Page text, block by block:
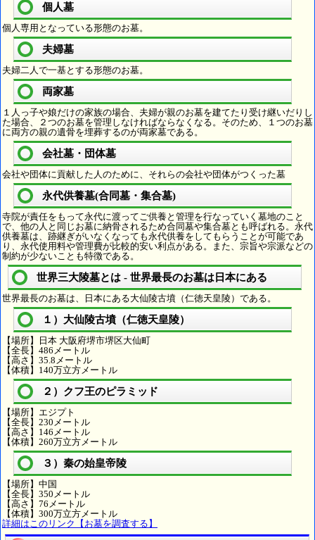
個人墓
個人専用となっている形態のお墓。
夫婦墓
夫婦二人で一基とする形態のお墓。
両家墓
１人っ子や娘だけの家族の場合、夫婦が親のお墓を建てたり受け継いだりし
た場合、２つのお墓を管理しなければならなくなる。そのため、１つのお墓
に両方の親の遺骨を埋葬するのが両家墓である。
会社墓・団体墓
会社や団体に貢献した人のために、それらの会社や団体がつくった墓
永代供養墓(合同墓・集合墓)
寺院が責任をもって永代に渡ってご供養と管理を行なっていく墓地のこと
で、他の人と同じお墓に納骨されるため合同墓や集合墓とも呼ばれる。永代
供養墓は、跡継ぎがいなくなっても永代供養をしてもらうことが可能であ
り、永代使用料や管理費が比較的安い利点がある。また、宗旨や宗派などの
制約が少ないことも特徴である。
世界三大陵墓とは - 世界最長のお墓は日本にある
世界最長のお墓は、日本にある大仙陵古墳（仁徳天皇陵）である。
１）大仙陵古墳（仁徳天皇陵）
【場所】日本 大阪府堺市堺区大仙町
【全長】486メートル
【高さ】35.8メートル
【体積】140万立方メートル
２）クフ王のピラミッド
【場所】エジプト
【全長】230メートル
【高さ】146メートル
【体積】260万立方メートル
３）秦の始皇帝陵
【場所】中国
【全長】350メートル
【高さ】76メートル
【体積】300万立方メートル
詳細はこのリンク【お墓を調査する】